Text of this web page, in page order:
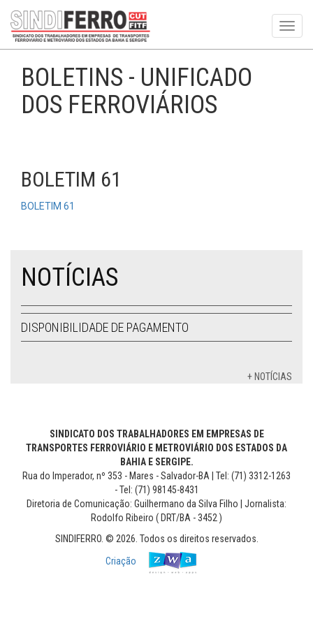
BOLETINS - UNIFICADO
DOS FERROVIÁRIOS
BOLETIM 61
BOLETIM 61
NOTÍCIAS
DISPONIBILIDADE DE PAGAMENTO
+ NOTÍCIAS
SINDICATO DOS TRABALHADORES EM EMPRESAS DE
TRANSPORTES FERROVIÁRIO E METROVIÁRIO DOS ESTADOS DA
BAHIA E SERGIPE.
Rua do Imperador, nº 353 - Mares - Salvador-BA | Tel: (71) 3312-1263
- Tel: (71) 98145-8431
Diretoria de Comunicação: Guilhermano da Silva Filho | Jornalista:
Rodolfo Ribeiro ( DRT/BA - 3452 )
SINDIFERRO. © 2026. Todos os direitos reservados.
Criação